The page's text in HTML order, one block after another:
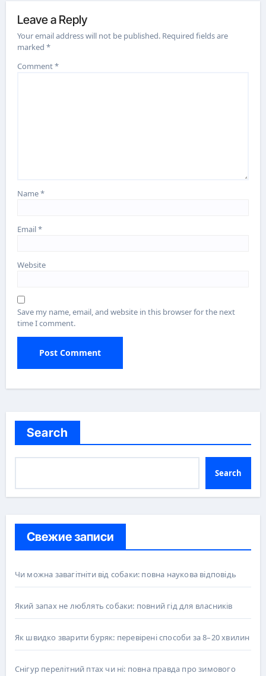
Leave a Reply
Your email address will not be published. Required fields are
marked*
Comment*
Name*
Email*
Website
Save my name, email, and website in this browser for the next
time I comment.
Search
Search
Свежие записи
Чи можна завагітніти від собаки: повна наукова відповідь
Який запах не люблять собаки: повний гід для власників
Як швидко зварити буряк: перевірені способи за 8–20 хвилин
Снігур перелітний птах чи ні: повна правда про зимового